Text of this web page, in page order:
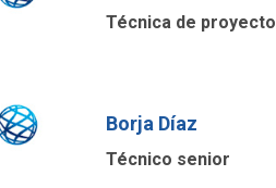
Técnica de proyecto
Borja Díaz
Técnico senior